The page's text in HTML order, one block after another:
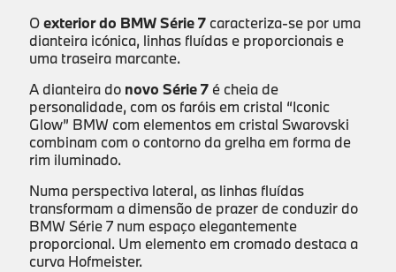
Oexterior do BMW Série 7caracteriza-se por uma
dianteira icónica, linhas fluídas e proporcionais e
uma traseira marcante.
A dianteira do novo Série 7é cheia de
personalidade, com os faróis em cristal “Iconic
Glow” BMW com elementos em cristal Swarovski
combinam com o contorno da grelha em forma de
rim iluminado.
Numa perspectiva lateral, as linhas fluídas
transformam a dimensão de prazer de conduzir do
BMW Série 7 num espaço elegantemente
proporcional. Um elemento em cromado destaca a
curva Hofmeister.